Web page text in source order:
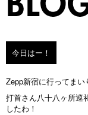
今日はー！
Zepp新宿に行ってまい
打首さん八十八ヶ所巡
したわ！